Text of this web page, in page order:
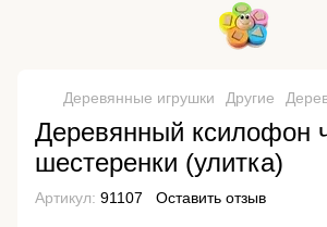
Деревянные игрушки Другие
Деревянный ксилофон
шестеренки (улитка)
Артикул: 91107 Оставить отзыв